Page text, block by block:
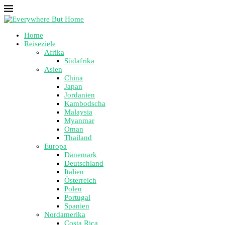
Home
Reiseziele
Afrika
Südafrika
Asien
China
Japan
Jordanien
Kambodscha
Malaysia
Myanmar
Oman
Thailand
Europa
Dänemark
Deutschland
Italien
Österreich
Polen
Portugal
Spanien
Nordamerika
Costa Rica